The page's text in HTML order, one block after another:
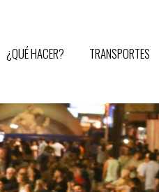
¿QUÉ HACER? TRANSPORTES